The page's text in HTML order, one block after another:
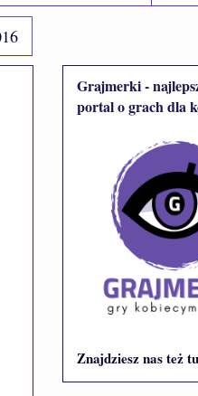
Grajmerki -
portal o grach dla
Znajdziesz nas też